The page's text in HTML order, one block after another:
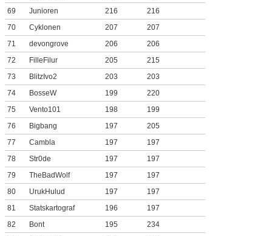
69
Junioren 216
216
70
Cyklonen 207
207
71
devongrove 206
206
72
FilleFilur 205
215
73
BlitzIvo2 203
203
74
BosseW 199
220
75
Vento101 198
199
76
Bigbang 197
205
77
Cambla 197
197
78
Str0de 197
197
79
TheBadWolf 197
197
80
UrukHulud 197
197
81
Statskartograf 196
197
82
Bont 195
234